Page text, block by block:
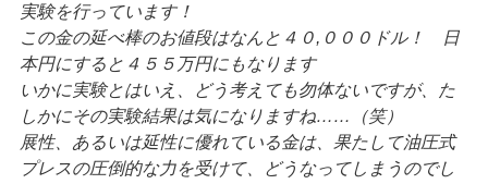
実験を行っています！
この金の延べ棒のお値段はなんと４０,０００ドル！ 日
本円にすると４５５万円にもなります
いかに実験とはいえ、どう考えても勿体ないですが、た
しかにその実験結果は気になりますね……（笑）
展性、あるいは延性に優れている金は、果たして油圧式
プレスの圧倒的な力を受けて、どうなってしまうのでし